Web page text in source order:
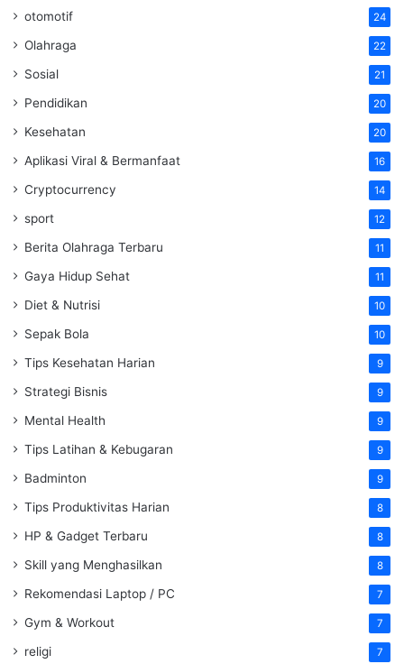
otomotif 24
Olahraga 22
Sosial 21
Pendidikan 20
Kesehatan 20
Aplikasi Viral & Bermanfaat 16
Cryptocurrency 14
sport 12
Berita Olahraga Terbaru 11
Gaya Hidup Sehat 11
Diet & Nutrisi 10
Sepak Bola 10
Tips Kesehatan Harian 9
Strategi Bisnis 9
Mental Health 9
Tips Latihan & Kebugaran 9
Badminton 9
Tips Produktivitas Harian 8
HP & Gadget Terbaru 8
Skill yang Menghasilkan 8
Rekomendasi Laptop / PC 7
Gym & Workout 7
religi 7